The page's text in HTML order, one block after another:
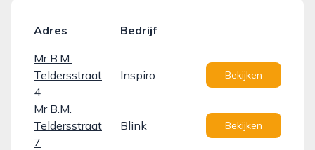
Adres
Bedrijf
Mr B.M.
Teldersstraat
4
Inspiro Bekijken
Mr B.M.
Teldersstraat
7
Blink Bekijken